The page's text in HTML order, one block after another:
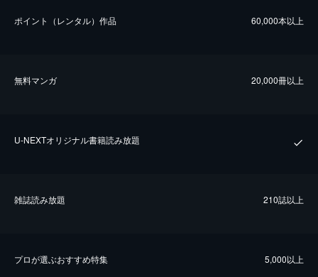
ポイント（レンタル）作品 60,000本以上
無料マンガ 20,000冊以上
U-NEXTオリジナル書籍読み放題
雑誌読み放題 210誌以上
プロが選ぶおすすめ特集 5,000以上